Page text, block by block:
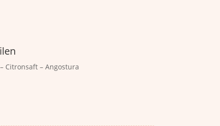
Citronsaft – Angostura